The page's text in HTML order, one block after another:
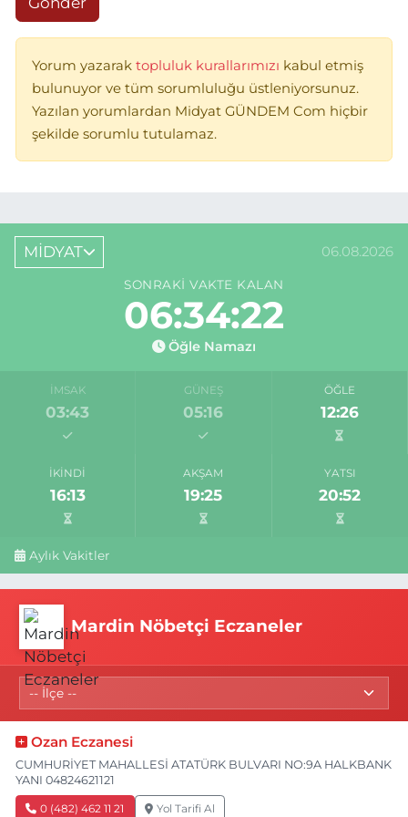
Yorum yazarak topluluk kurallarımızı kabul etmiş
bulunuyor ve tüm sorumluluğu üstleniyorsunuz.
Yazılan yorumlardan Midyat GÜNDEM Com hiçbir
şekilde sorumlu tutulamaz.
MİDYAT 06.08.2026
SONRAKI VAKTE KALAN
06:34:22
Öğle Namazı
İMSAK
03:43
GÜNEŞ
05:16
ÖĞLE
12:26
İKINDI
16:13
AKŞAM
19:25
YATSI
20:52
Aylık Vakitler
Mardin Nöbetçi Eczaneler
Ozan Eczanesi
CUMHURİYET MAHALLESİ ATATÜRK BULVARI NO:9A HALKBANK
YANI 04824621121
0 (482) 462 11 21 Yol Tarifi Al